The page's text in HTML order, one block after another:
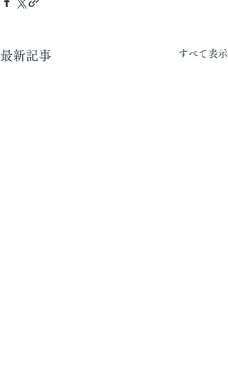
最新記事 すべて表示